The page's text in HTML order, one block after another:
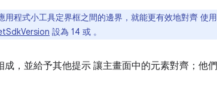
程式小工具定界框之間的邊界，就能更有效地對齊 使用
設為 14 或 。
，並給予其他提示 讓主畫面中的元素對齊；他們